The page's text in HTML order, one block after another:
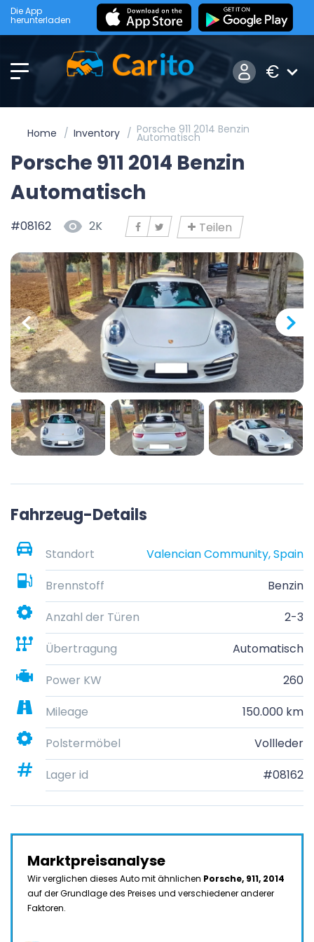
Die App
herunterladen
€
Home Inventory Porsche 911 2014 Benzin
Automatisch
Porsche 911 2014 Benzin
Automatisch
#08162 2K Teilen
Fahrzeug-Details
Standort
Valencian Community, Spain
Brennstoff
Benzin
Anzahl der Türen
2-3
Übertragung
Automatisch
Power KW
260
Mileage
150.000 km
Polstermöbel
Vollleder
Lager id
#08162
Marktpreisanalyse
Wir verglichen dieses Auto mit ähnlichen Porsche, 911, 2014
auf der Grundlage des Preises und verschiedener anderer
Faktoren.